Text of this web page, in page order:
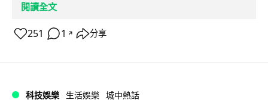
閱讀全文
251 1 ↗ 分享
科技娛樂 生活娛樂 城中熱話